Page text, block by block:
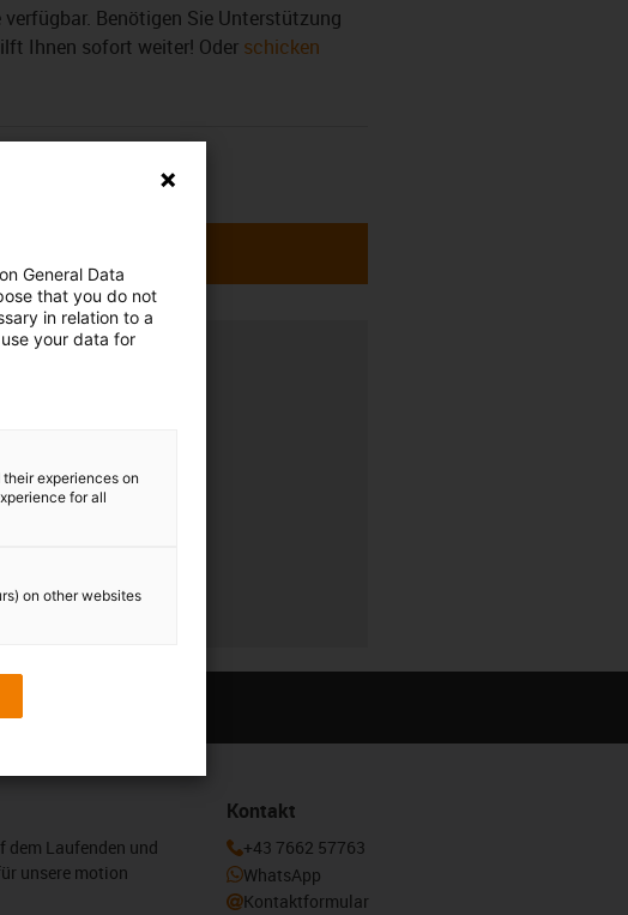
Benötigen Sie Unterstützung
Ihnen sofort weiter! Oder schicken
Lieferung
dem Laufenden und
unsere motion
Kontakt
+43 7662 57763
WhatsApp
Kontaktformular
General Data
that you do not
in relation to a
your data for
experiences on
for all
on other websites